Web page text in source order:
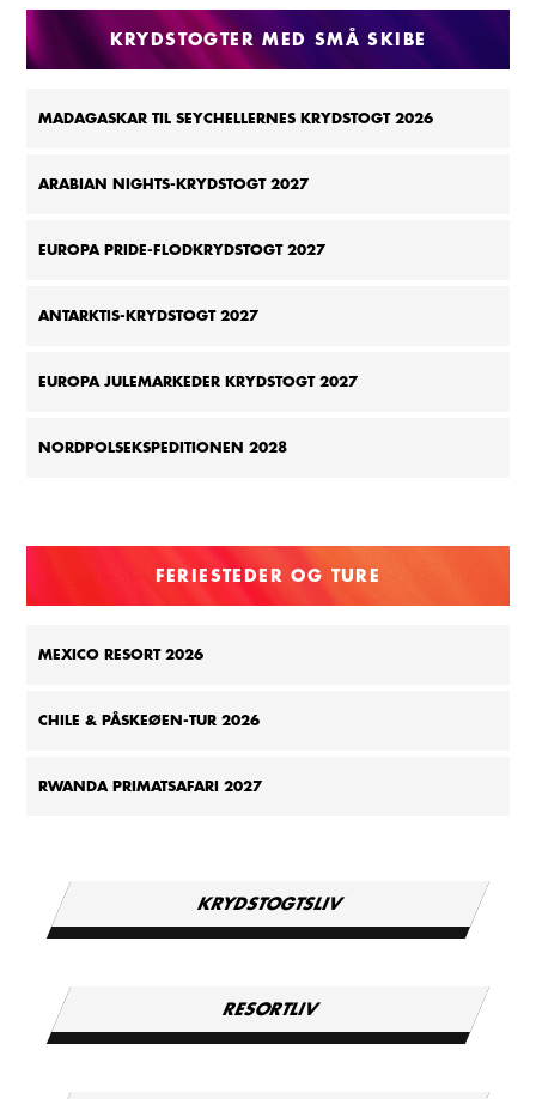
KRYDSTOGTER MED SMÅ SKIBE
MADAGASKAR TIL SEYCHELLERNES KRYDSTOGT 2026
ARABIAN NIGHTS-KRYDSTOGT 2027
EUROPA PRIDE-FLODKRYDSTOGT 2027
ANTARKTIS-KRYDSTOGT 2027
EUROPA JULEMARKEDER KRYDSTOGT 2027
NORDPOLSEKSPEDITIONEN 2028
FERIESTEDER OG TURE
MEXICO RESORT 2026
CHILE & PÅSKEØEN-TUR 2026
RWANDA PRIMATSAFARI 2027
KRYDSTOGTSLIV
RESORTLIV